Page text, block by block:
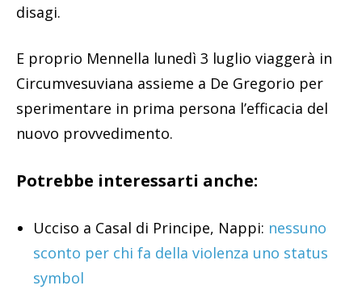
disagi.
E proprio Mennella lunedì 3 luglio viaggerà in
Circumvesuviana assieme a De Gregorio per
sperimentare in prima persona l’efficacia del
nuovo provvedimento.
Potrebbe interessarti anche:
Ucciso a Casal di Principe, Nappi: nessuno
sconto per chi fa della violenza uno status
symbol